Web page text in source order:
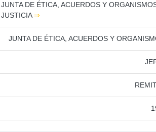
JUNTA DE ÉTICA, ACUERDOS Y
JUSTICIA⇒
JUNTA DE ÉTICA, ACUERDOS Y